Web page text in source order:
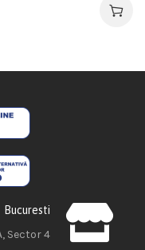
Bucuresti
Sector 4